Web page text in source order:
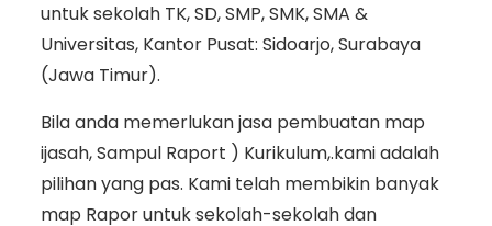
untuk sekolah TK, SD, SMP, SMK, SMA &
Universitas, Kantor Pusat: Sidoarjo, Surabaya
(Jawa Timur).
Bila anda memerlukan jasa pembuatan map
ijasah, Sampul Raport ) Kurikulum,.kami adalah
pilihan yang pas. Kami telah membikin banyak
map Rapor untuk sekolah-sekolah dan